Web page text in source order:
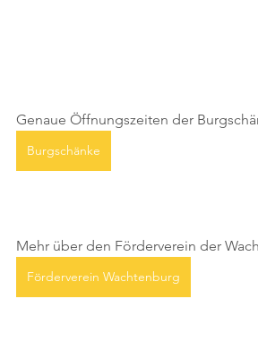
Genaue Öffnungszeiten der
Burgschänke
Mehr über den Förderverein der
Förderverein Wachtenburg